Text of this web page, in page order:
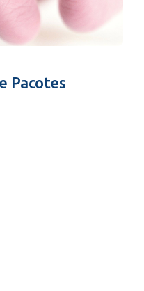
Pacotes